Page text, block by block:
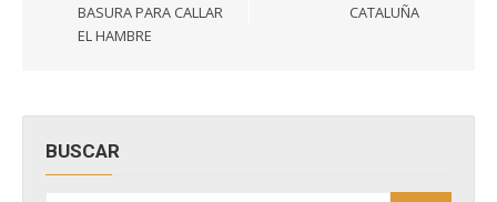
BASURA PARA CALLAR
EL HAMBRE
CATALUÑA
BUSCAR